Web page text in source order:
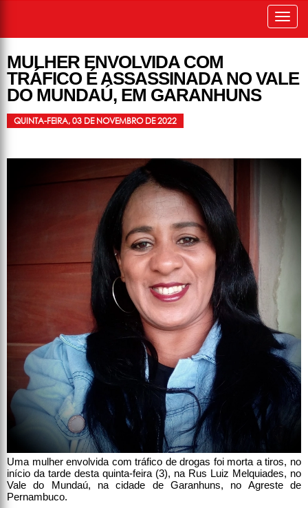
MULHER ENVOLVIDA COM
TRÁFICO É ASSASSINADA NO VALE
DO MUNDAÚ, EM GARANHUNS
QUINTA-FEIRA, 03 DE NOVEMBRO DE 2022
Uma mulher envolvida com tráfico de drogas foi morta a tiros, no
início da tarde desta quinta-feira (3), na Rus Luiz Melquiades, no
Vale do Mundaú, na cidade de Garanhuns, no Agreste de
Pernambuco.